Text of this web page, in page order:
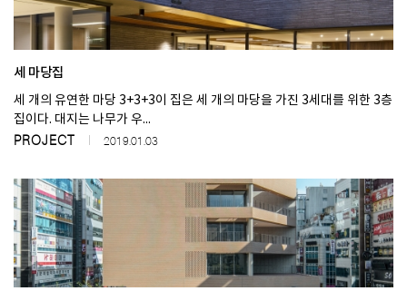
세 마당집
세 개의 유연한 마당​ 3+3+3이 집은 세 개의 마당을 가진 3세대를 위한 3층
집이다. 대지는 나무가 우...
PROJECT 2019.01.03